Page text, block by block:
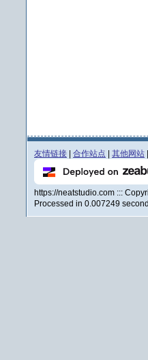
友情链接 合作站点 其他网站
https://neatstudio.com :::
Processed in 0.007249